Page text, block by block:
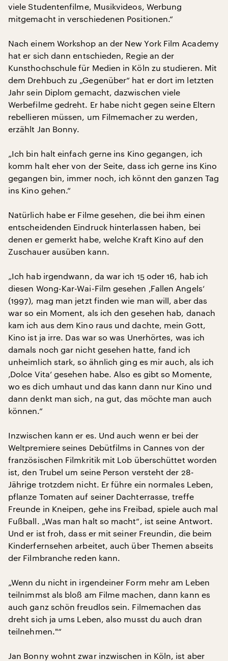
viele Studentenfilme, Musikvideos, Werbung
mitgemacht in verschiedenen Positionen.“
Nach einem Workshop an der New York Film Academy
hat er sich dann entschieden, Regie an der
Kunsthochschule für Medien in Köln zu studieren. Mit
dem Drehbuch zu „Gegenüber“ hat er dort im letzten
Jahr sein Diplom gemacht, dazwischen viele
Werbefilme gedreht. Er habe nicht gegen seine Eltern
rebellieren müssen, um Filmemacher zu werden,
erzählt Jan Bonny.
„Ich bin halt einfach gerne ins Kino gegangen, ich
komm halt eher von der Seite, dass ich gerne ins Kino
gegangen bin, immer noch, ich könnt den ganzen Tag
ins Kino gehen.“
Natürlich habe er Filme gesehen, die bei ihm einen
entscheidenden Eindruck hinterlassen haben, bei
denen er gemerkt habe, welche Kraft Kino auf den
Zuschauer ausüben kann.
„Ich hab irgendwann, da war ich 15 oder 16, hab ich
diesen Wong-Kar-Wai-Film gesehen ‚Fallen Angels‘
(1997), mag man jetzt finden wie man will, aber das
war so ein Moment, als ich den gesehen hab, danach
kam ich aus dem Kino raus und dachte, mein Gott,
Kino ist ja irre. Das war so was Unerhörtes, was ich
damals noch gar nicht gesehen hatte, fand ich
unheimlich stark, so ähnlich ging es mir auch, als ich
‚Dolce Vita‘ gesehen habe. Also es gibt so Momente,
wo es dich umhaut und das kann dann nur Kino und
dann denkt man sich, na gut, das möchte man auch
können.“
Inzwischen kann er es. Und auch wenn er bei der
Weltpremiere seines Debütfilms in Cannes von der
französischen Filmkritik mit Lob überschüttet worden
ist, den Trubel um seine Person versteht der 28-
Jährige trotzdem nicht. Er führe ein normales Leben,
pflanze Tomaten auf seiner Dachterrasse, treffe
Freunde in Kneipen, gehe ins Freibad, spiele auch mal
Fußball. „Was man halt so macht“, ist seine Antwort.
Und er ist froh, dass er mit seiner Freundin, die beim
Kinderfernsehen arbeitet, auch über Themen abseits
der Filmbranche reden kann.
„Wenn du nicht in irgendeiner Form mehr am Leben
teilnimmst als bloß am Filme machen, dann kann es
auch ganz schön freudlos sein. Filmemachen das
dreht sich ja ums Leben, also musst du auch dran
teilnehmen."“
Jan Bonny wohnt zwar inzwischen in Köln, ist aber